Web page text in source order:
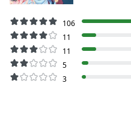
106
11
11
5
3